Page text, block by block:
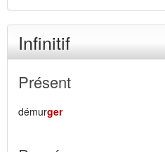
Infinitif
Présent
démurger